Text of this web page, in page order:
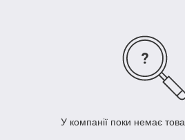
У компанії поки немає